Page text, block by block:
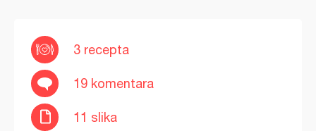
3 recepta
19 komentara
11 slika